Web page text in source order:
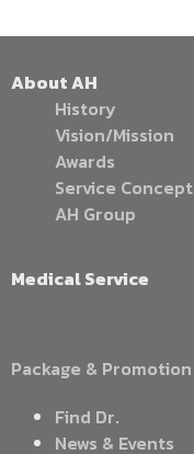
About AH
History
Vision/Mission
Awards
Service Concept
AH Group
Medical Service
Package & Promotion
Find Dr.
News & Events